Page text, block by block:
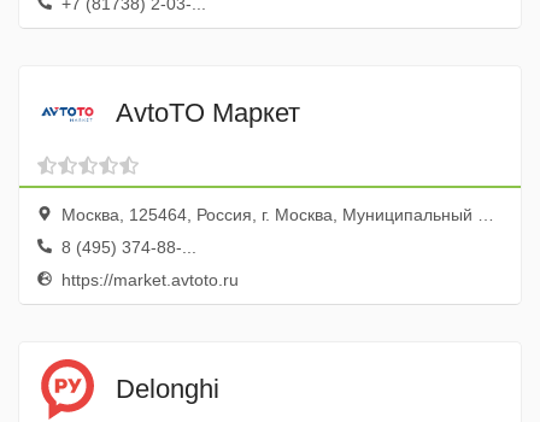
AvtoTO Маркет
Москва, 125464, Россия, г. Москва, Муниципальный округ Митино вн.тер.г., Волоколамское ш., д. 142, этаж/помещение 6/1, часть комн./офис 26/615
8 (495) 374-88-...
https://market.avtoto.ru
Delonghi